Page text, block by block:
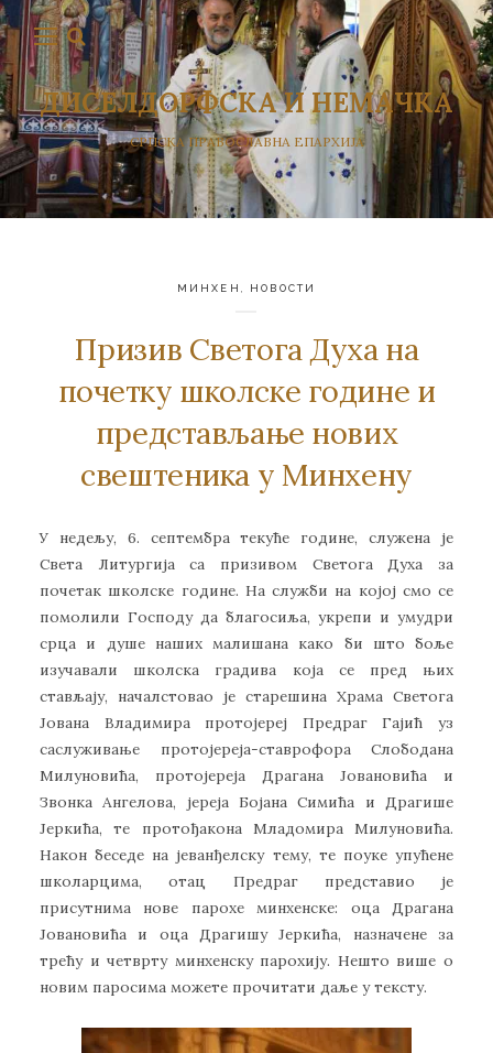
ДИСЕЛДОРФСКА И НЕМАЧКА
СРПСКА ПРАВОСЛАВНА ЕПАРХИЈА
МИНХЕН НОВОСТИ
Призив Светога Духа на
почетку школске године и
представљање нових
свештеника у Минхену
У недељу, 6. септембра текуће године, служена је
Света Литургија са призивом Светога Духа за
почетак школске године. На служби на којој смо се
помолили Господу да благосиља, укрепи и умудри
срца и душе наших малишана како би што боље
изучавали школска градива која се пред њих
стављају, началстовао је старешина Храма Светога
Јована Владимира протојереј Предраг Гајић уз
саслуживање протојереја-ставрофора Слободана
Милуновића, протојереја Драгана Јовановића и
Звонка Ангелова, јереја Бојана Симића и Драгише
Јеркића, те протођакона Младомира Милуновића.
Након беседе на јеванђелску тему, те поуке упућене
школарцима, отац Предраг представио је
присутнима нове парохе минхенске: оца Драгана
Јовановића и оца Драгишу Јеркића, назначене за
трећу и четврту минхенску парохију. Нешто више о
новим паросима можете прочитати даље у тексту.